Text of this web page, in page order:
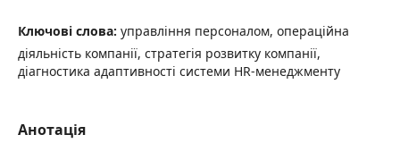
Ключові слова: управління персоналом, операційна
діяльність компанії, стратегія розвитку компанії,
діагностика адаптивності системи HR-менеджменту
Анотація